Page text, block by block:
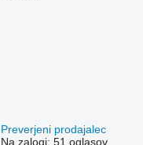
Preverjeni prodajalec
Na zalogi: 51 oglasov